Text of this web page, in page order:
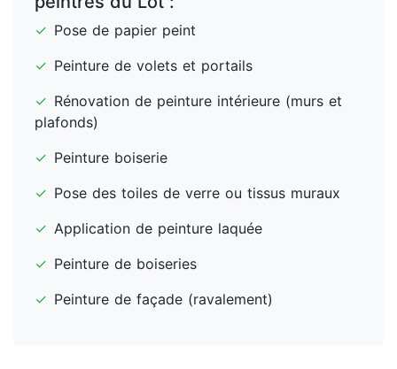
✓ Pose de papier peint
✓ Peinture de volets et portails
✓ Rénovation de peinture intérieure (murs et
plafonds)
✓ Peinture boiserie
✓ Pose des toiles de verre ou tissus muraux
✓ Application de peinture laquée
✓ Peinture de boiseries
✓ Peinture de façade (ravalement)